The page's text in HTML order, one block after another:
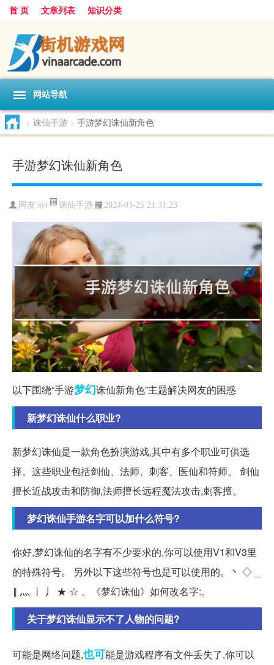
首 页 文章列表 知识分类
网站导航
> 诛仙手游 > 手游梦幻诛仙新角色
手游梦幻诛仙新角色
网友:syl 诛仙手游 2024-03-25 21:31:23
以下围绕“手游梦幻诛仙新角色”主题解决网友的困惑
新梦幻诛仙什么职业?
新梦幻诛仙是一款角色扮演游戏,其中有多个职业可供选
择。这些职业包括剑仙、法师、刺客、医仙和符师。 剑仙
擅长近战攻击和防御,法师擅长远程魔法攻击,刺客擅。
梦幻诛仙手游名字可以加什么符号?
你好,梦幻诛仙的名字有不少要求的,你可以使用V1和V3里
的特殊符号。 另外以下这些符号也是可以使用的。丶 ◇ _
‖ 灬 丨 丿 ★ ☆ 。《梦幻诛仙》如何改名字:。
关于梦幻诛仙显示不了人物的问题?
可能是网络问题,也可能是游戏程序有文件丢失了,你可以